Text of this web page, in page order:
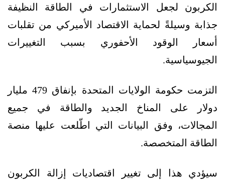
الكربون لجعل الاستثمارات في الطاقة النظيفة
جذابة وسيلةً لحماية الاقتصاد الأميركي من تقلبات
أسعار الوقود الأحفوري بسبب التغييرات
الجيوسياسية.
التزمت حكومة الولايات المتحدة بإنفاق 479 مليار
دولار على المناخ الجديد والطاقة في جميع
المجالات، وفق البيانات التي اطّلعت عليها منصة
الطاقة المتخصصة.
سيؤدي هذا إلى تغيير اقتصاديات إزالة الكربون